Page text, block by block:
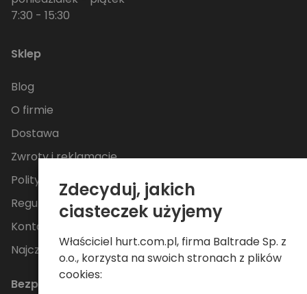
7:30 - 15:30
Sklep
Blog
O firmie
Dostawa
Zwroty i reklamacje
Polityka Prywatności
Regulamin
Kontakt
Najczęściej zadawane pytania
Bezpieczne płatności
Zdecyduj, jakich
ciasteczek użyjemy
Właściciel hurt.com.pl, firma Baltrade Sp. z
o.o., korzysta na swoich stronach z plików
cookies: